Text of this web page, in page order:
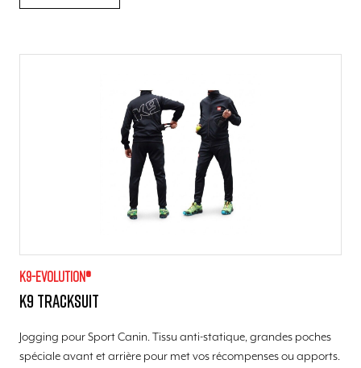
K9-evolution®
K9 Tracksuit
Jogging pour Sport Canin. Tissu anti-statique, grandes poches
spéciale avant et arrière pour met vos récompenses ou apports.